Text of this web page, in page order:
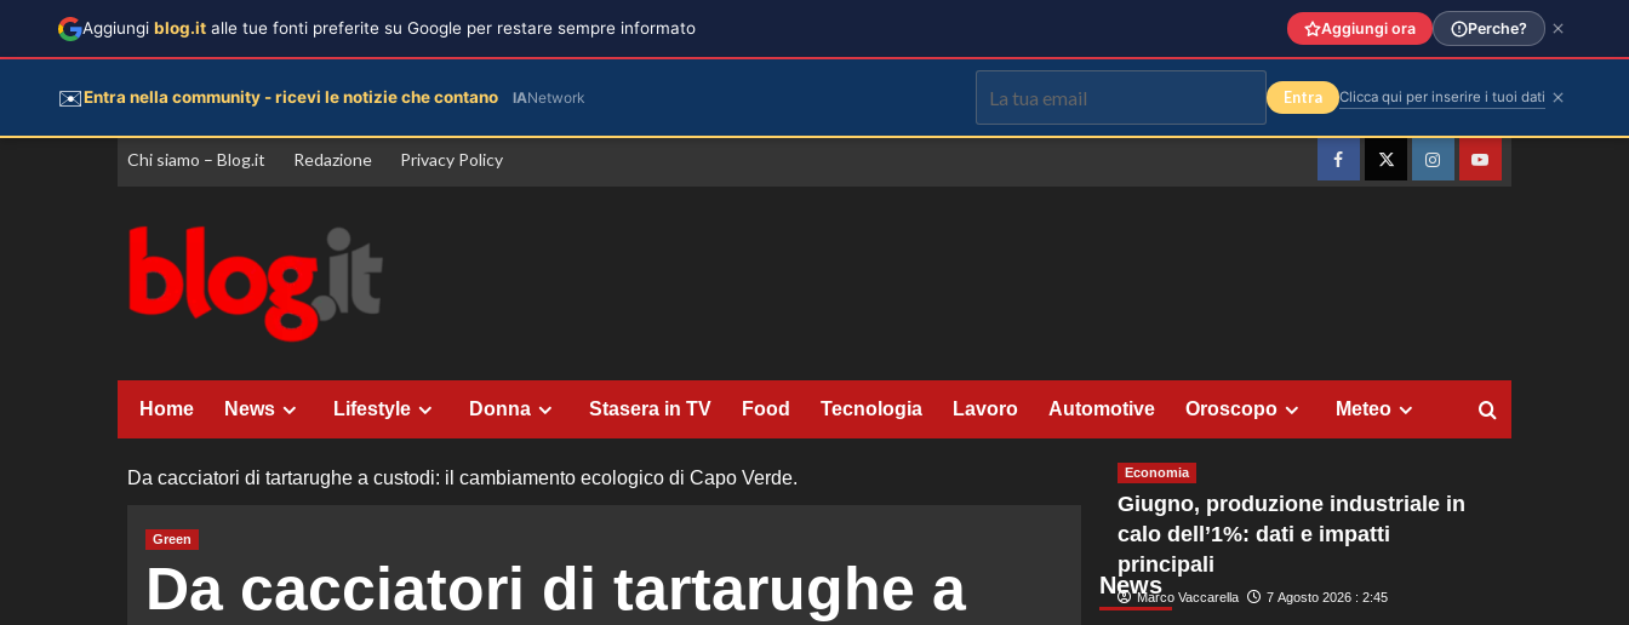
Vai
Chi siamo – Blog.it Redazione Privacy Policy
FacebookTwitterInstagramYouTube
Home News Lifestyle Donna Stasera in TV Food Tecnologia Lavoro Automotive Oroscopo Meteo
Da cacciatori di tartarughe a custodi: il cambiamento ecologico di Capo Verde.
Green
Da cacciatori di tartarughe a
News
Economia
Giugno, produzione industriale in
calo dell’1%: dati e impatti
principali
Marco Vaccarella 7 Agosto 2026 : 2:45
Aggiungi blog.it alle tue fonti preferite su Google per restare sempre informato Aggiungi ora Perche?
✉️Entra nella community - ricevi le notizie che contano IANetwork Entra Clicca qui per inserire i tuoi dati